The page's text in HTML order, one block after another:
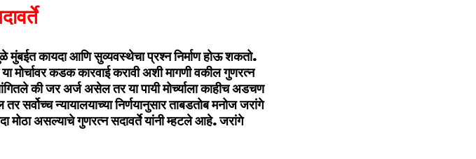
मुंबईत कायदा आणि सुव्यवस्थेचा प्रश्न निर्माण होऊ शकतो.
मोर्चावर कडक कारवाई करावी अशी मागणी वकील गुणरत्न
की जर अर्ज असेल तर या पायी मोर्च्याला काहीच अडचण
न्यायालयाच्या निर्णयानुसार ताबडतोब मनोज जरांगे
मोठा असल्याचे गुणरत्न सदावर्ते यांनी म्हटले आहे. जरांगे